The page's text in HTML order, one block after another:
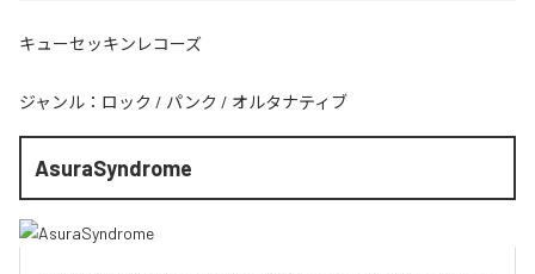
キューセッキンレコーズ
ジャンル： ロック / パンク / オルタナティブ
AsuraSyndrome